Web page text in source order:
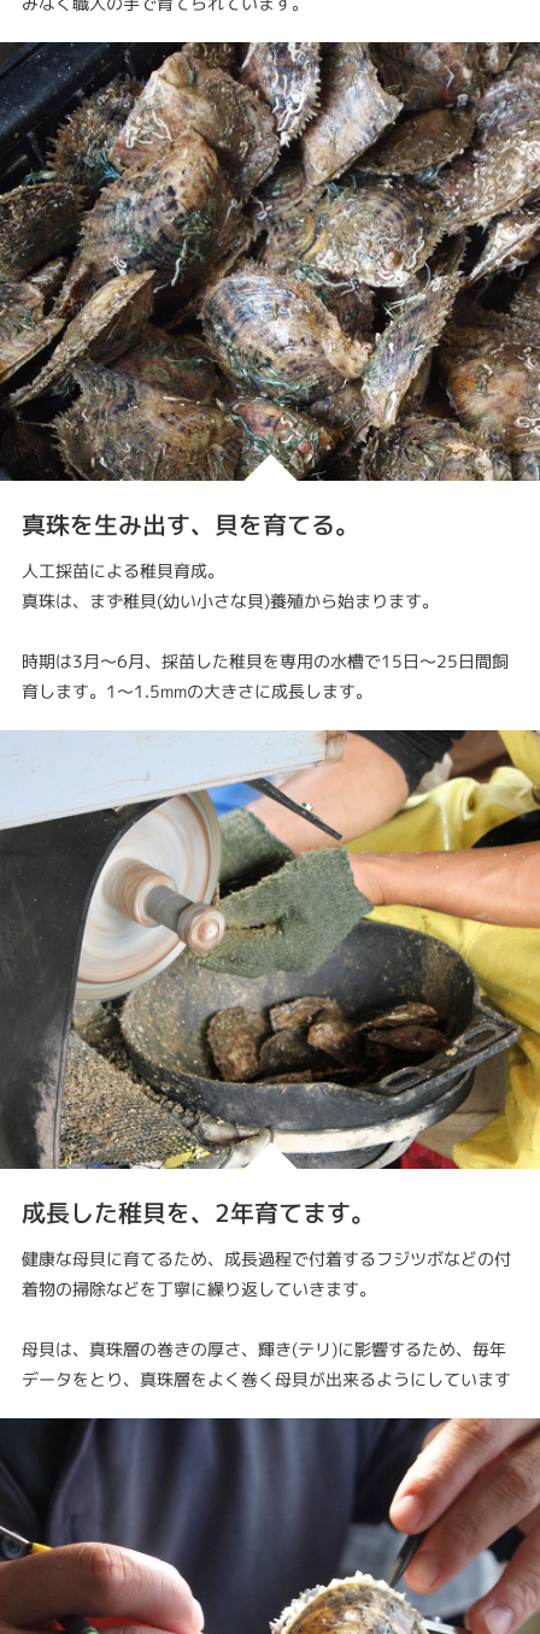
真珠を生み出す、貝を育てる。
人工採苗による稚貝育成。
真珠は、まず稚貝(幼い小さな貝)養殖から始まります。
時期は3月～6月、採苗した稚貝を専用の水槽で15日～25日間飼
育します。1～1.5mmの大きさに成長します。
成長した稚貝を、2年育てます。
健康な母貝に育てるため、成長過程で付着するフジツボなどの付
着物の掃除などを丁寧に繰り返していきます。
母貝は、真珠層の巻きの厚さ、輝き(テリ)に影響するため、毎年
データをとり、真珠層をよく巻く母貝が出来るようにしています